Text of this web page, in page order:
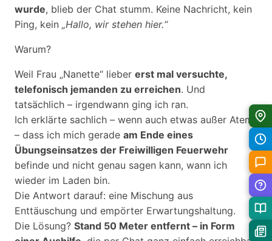
wurde, blieb der Chat stumm. Keine Nachricht, kein
Ping, kein „Hallo, wir stehen hier.“
Warum?
Weil Frau „Nanette“ lieber erst mal versuchte,
telefonisch jemanden zu erreichen. Und
tatsächlich – irgendwann ging ich ran.
Ich erklärte sachlich – wenn auch etwas außer Atem
– dass ich mich gerade am Ende eines
Übungseinsatzes der Freiwilligen Feuerwehr
befinde und nicht genau sagen kann, wann ich
wieder im Laden bin.
Die Antwort darauf: eine Mischung aus
Enttäuschung und empörter Erwartungshaltung.
Die Lösung? Stand 50 Meter entfernt – in Form